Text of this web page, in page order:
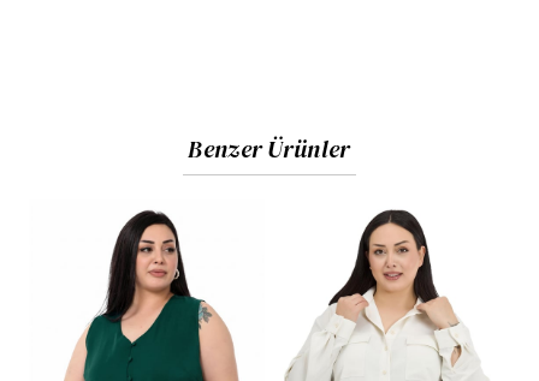
Benzer Ürünler